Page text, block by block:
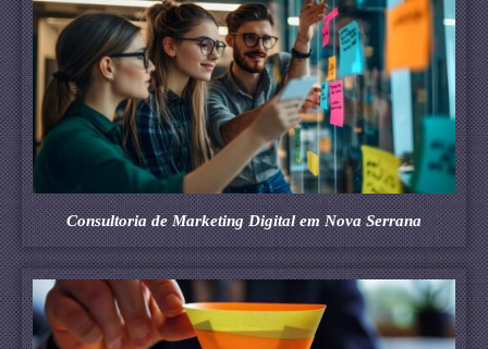
Consultoria de Marketing Digital em Nova Serrana